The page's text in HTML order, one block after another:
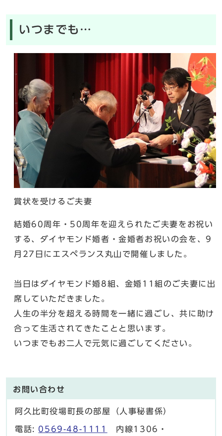
いつまでも…
賞状を受けるご夫妻
結婚60周年・50周年を迎えられたご夫妻をお祝い
する、ダイヤモンド婚者・金婚者お祝いの会を、9
月27日にエスペランス丸山で開催しました。
当日はダイヤモンド婚8組、金婚11組のご夫妻に出
席していただきました。
人生の半分を超える時間を一緒に過ごし、共に助け
合って生活されてきたことと思います。
いつまでもお二人で元気に過ごしてください。
お問い合わせ
阿久比町役場町長の部屋（人事秘書係）
電話: 0569-48-1111
内線1306・